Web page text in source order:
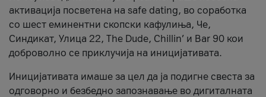
активација посветена на safe dating, во соработка
со шест еминентни скопски кафулиња, Че,
Синдикат, Улица 22, The Dude, Chillin’ и Bar 90 кои
доброволно се приклучија на иницијативата.
Иницијативата имаше за цел да ја подигне свеста за
одговорно и безбедно запознавање во дигиталната